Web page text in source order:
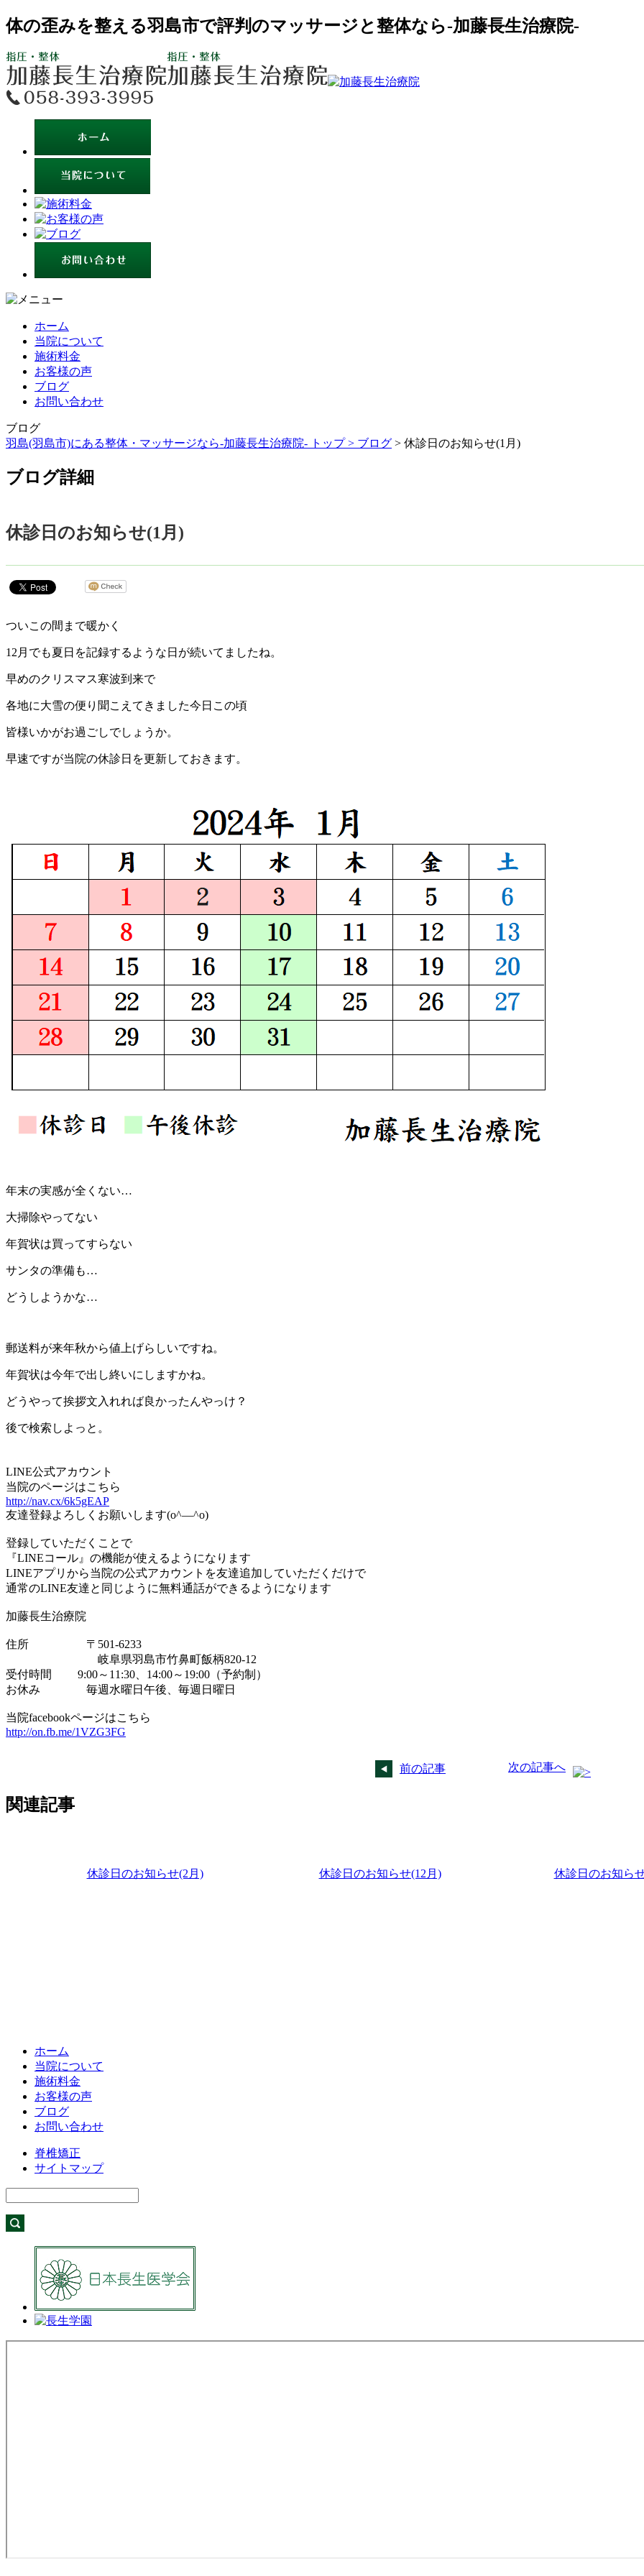
体の歪みを整える羽島市で評判のマッサージと整体なら-加藤長生治療院-
ホーム
当院について
施術料金
お客様の声
ブログ
お問い合わせ
ブログ
羽島(羽島市)にある整体・マッサージなら-加藤長生治療院- トップ > ブログ > 休診日のお知らせ(1月)
ブログ詳細
休診日のお知らせ(1月)
ついこの間まで暖かく
12月でも夏日を記録するような日が続いてましたね。
早めのクリスマス寒波到来で
各地に大雪の便り聞こえてきました今日この頃
皆様いかがお過ごしでしょうか。
早速ですが当院の休診日を更新しておきます。
年末の実感が全くない…
大掃除やってない
年賀状は買ってすらない
サンタの準備も…
どうしようかな…
郵送料が来年秋から値上げらしいですね。
年賀状は今年で出し終いにしますかね。
どうやって挨拶文入れれば良かったんやっけ？
後で検索しよっと。
LINE公式アカウント
当院のページはこちら
http://nav.cx/6k5gEAP
友達登録よろしくお願いします(o^―^o)
登録していただくことで
『LINEコール』の機能が使えるようになります
LINEアプリから当院の公式アカウントを友達追加していただくだけで
通常のLINE友達と同じように無料通話ができるようになります
加藤長生治療院
住所 〒501-6233
岐阜県羽島市竹鼻町飯柄820-12
受付時間 9:00～11:30、14:00～19:00（予約制）
お休み 毎週水曜日午後、毎週日曜日
当院facebookページはこちら
http://on.fb.me/1VZG3FG
前の記事 次の記事へ
関連記事
休診日のお知らせ(2月) 休診日のお知らせ(12月) 休診日のお知ら
ホーム
当院について
施術料金
お客様の声
ブログ
お問い合わせ
脊椎矯正
サイトマップ